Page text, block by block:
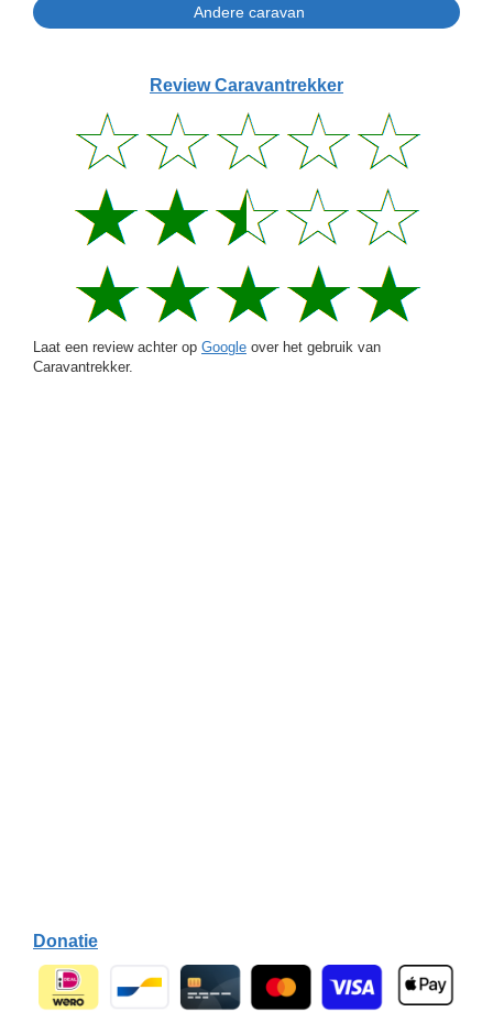
Review Caravantrekker
Laat een review achter op Google over het gebruik van
Caravantrekker.
Donatie